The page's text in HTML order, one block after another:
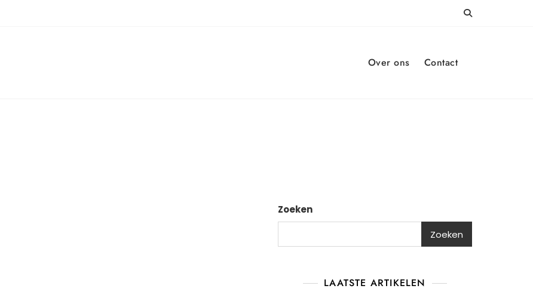
Over ons Contact
Zoeken
Zoeken
LAATSTE ARTIKELEN